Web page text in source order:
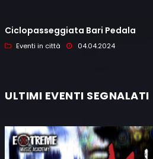
Ciclopasseggiata Bari Pedala
Eventi in città 04.04.2024
ULTIMI EVENTI SEGNALATI